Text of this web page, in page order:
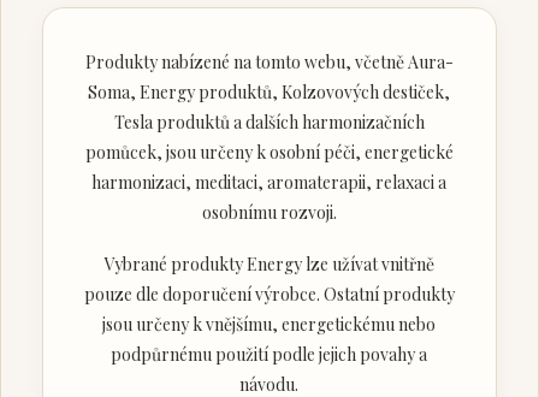
Produkty nabízené na tomto webu, včetně Aura-
Soma, Energy produktů, Kolzovových destiček,
Tesla produktů a dalších harmonizačních
pomůcek, jsou určeny k osobní péči, energetické
harmonizaci, meditaci, aromaterapii, relaxaci a
osobnímu rozvoji.
Vybrané produkty Energy lze užívat vnitřně
pouze dle doporučení výrobce. Ostatní produkty
jsou určeny k vnějšímu, energetickému nebo
podpůrnému použití podle jejich povahy a
návodu.